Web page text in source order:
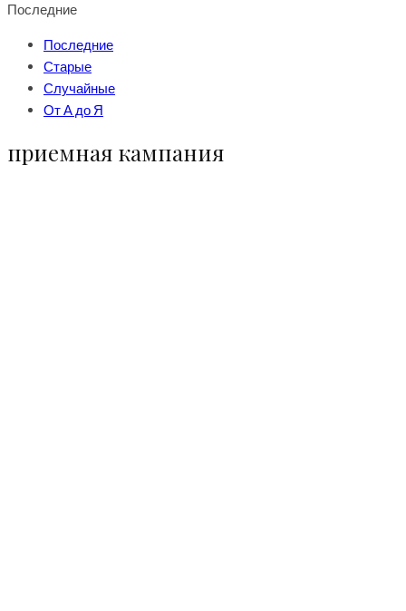
Последние
Последние
Старые
Случайные
От А до Я
приемная кампания